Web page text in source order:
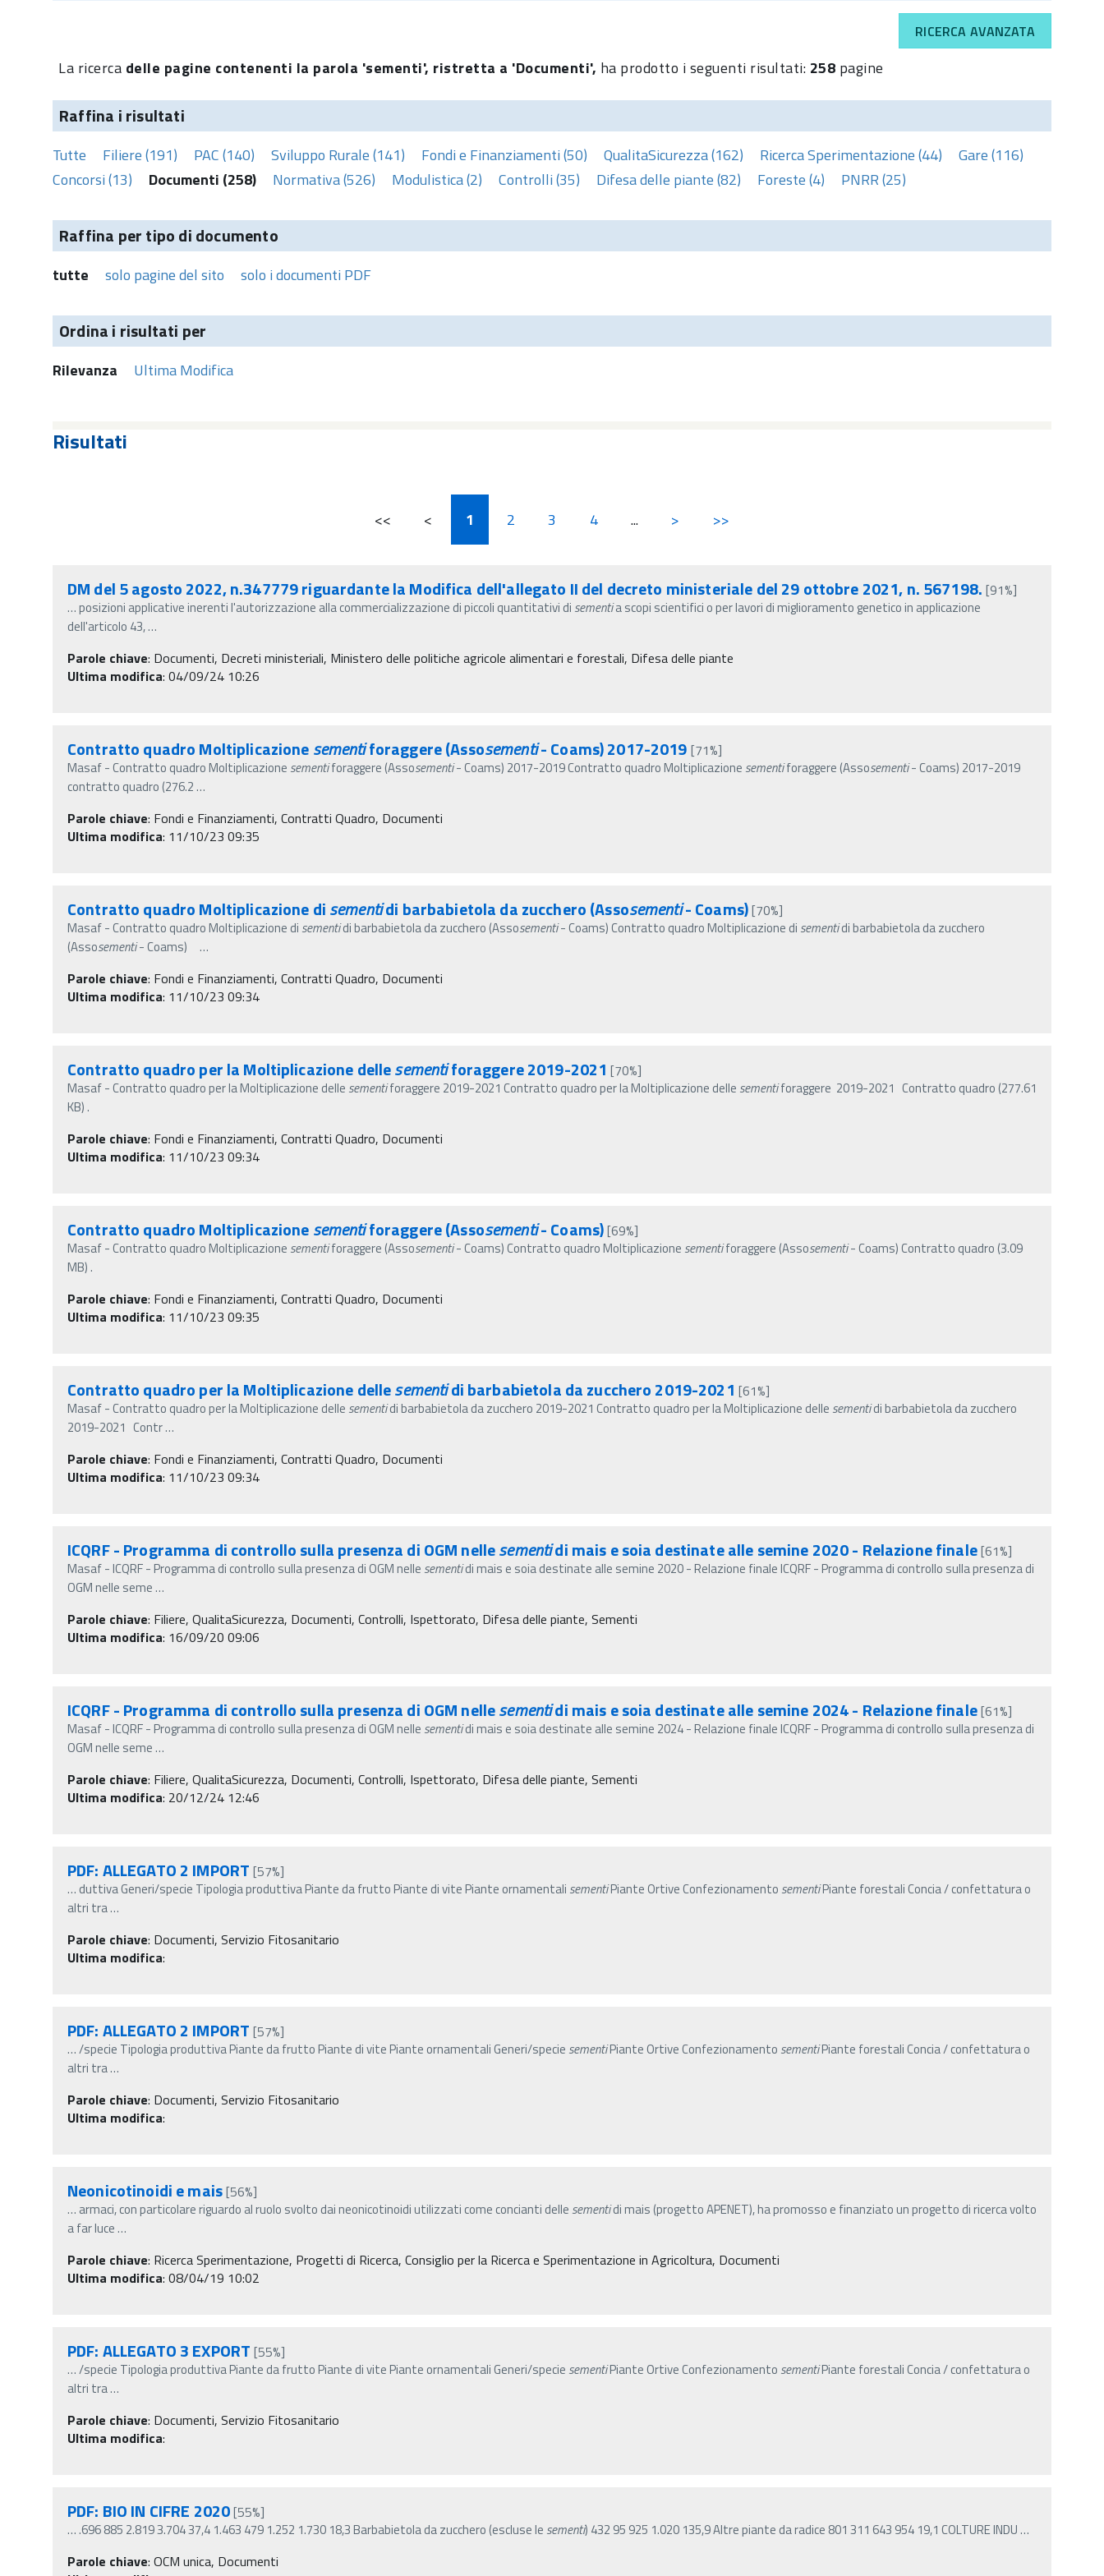
RICERCA AVANZATA
La ricerca delle pagine contenenti la parola 'sementi', ristretta a 'Documenti', ha prodotto i seguenti risultati: 258 pagine
Raffina i risultati
Tutte Filiere (191) PAC (140) Sviluppo Rurale (141) Fondi e Finanziamenti (50) QualitaSicurezza (162) Ricerca Sperimentazione (44)
Gare (116)
Concorsi (13)
Documenti (258) Normativa (526) Modulistica (2) Controlli (35) Difesa delle piante (82) Foreste (4) PNRR (25)
Raffina per tipo di documento
tutte solo pagine del sito solo i documenti PDF
Ordina i risultati per
Rilevanza Ultima Modifica
Risultati
<< < 1 2 3 4 ... > >>
DM del 5 agosto 2022, n.347779 riguardante la Modifica dell'allegato II del decreto ministeriale del 29 ottobre 2021, n. 567198. [91%]
…posizioni applicative inerenti l'autorizzazione alla commercializzazione di piccoli quantitativi di sementia scopi scientifici o per lavori di miglioramento genetico in applicazione
dell'articolo 43,…
Parole chiave: Documenti, Decreti ministeriali, Ministero delle politiche agricole alimentari e forestali, Difesa delle piante
Ultima modifica: 04/09/24 10:26
Contratto quadro Moltiplicazionesementiforaggere (Assosementi- Coams) 2017-2019 [71%]
Masaf - Contratto quadro Moltiplicazione sementiforaggere (Assosementi- Coams) 2017-2019 Contratto quadro Moltiplicazione sementiforaggere (Assosementi- Coams) 2017-2019
contratto quadro (276.2…
Parole chiave: Fondi e Finanziamenti, Contratti Quadro, Documenti
Ultima modifica: 11/10/23 09:35
Contratto quadro Moltiplicazione disementidi barbabietola da zucchero (Assosementi- Coams)[70%]
Masaf - Contratto quadro Moltiplicazione di sementidi barbabietola da zucchero (Assosementi- Coams) Contratto quadro Moltiplicazione di sementidi barbabietola da zucchero
(Assosementi- Coams) …
Parole chiave: Fondi e Finanziamenti, Contratti Quadro, Documenti
Ultima modifica: 11/10/23 09:34
Contratto quadro per la Moltiplicazione dellesementiforaggere 2019-2021 [70%]
Masaf - Contratto quadro per la Moltiplicazione delle sementiforaggere 2019-2021 Contratto quadro per la Moltiplicazione delle sementiforaggere 2019-2021 Contratto quadro (277.61
KB) .
Parole chiave: Fondi e Finanziamenti, Contratti Quadro, Documenti
Ultima modifica: 11/10/23 09:34
Contratto quadro Moltiplicazionesementiforaggere (Assosementi- Coams)[69%]
Masaf - Contratto quadro Moltiplicazione sementiforaggere (Assosementi- Coams) Contratto quadro Moltiplicazione sementiforaggere (Assosementi- Coams) Contratto quadro (3.09
MB) .
Parole chiave: Fondi e Finanziamenti, Contratti Quadro, Documenti
Ultima modifica: 11/10/23 09:35
Contratto quadro per la Moltiplicazione dellesementidi barbabietola da zucchero 2019-2021 [61%]
Masaf - Contratto quadro per la Moltiplicazione delle sementidi barbabietola da zucchero 2019-2021 Contratto quadro per la Moltiplicazione delle sementidi barbabietola da zucchero
2019-2021 Contr…
Parole chiave: Fondi e Finanziamenti, Contratti Quadro, Documenti
Ultima modifica: 11/10/23 09:34
ICQRF - Programma di controllo sulla presenza di OGM nellesementidi mais e soia destinate alle semine 2020 - Relazione finale[61%]
Masaf - ICQRF - Programma di controllo sulla presenza di OGM nelle sementidi mais e soia destinate alle semine 2020 - Relazione finale ICQRF - Programma di controllo sulla presenza di
OGM nelle seme…
Parole chiave: Filiere, QualitaSicurezza, Documenti, Controlli, Ispettorato, Difesa delle piante, Sementi
Ultima modifica: 16/09/20 09:06
ICQRF - Programma di controllo sulla presenza di OGM nellesementidi mais e soia destinate alle semine 2024 - Relazione finale[61%]
Masaf - ICQRF - Programma di controllo sulla presenza di OGM nelle sementidi mais e soia destinate alle semine 2024 - Relazione finale ICQRF - Programma di controllo sulla presenza di
OGM nelle seme…
Parole chiave: Filiere, QualitaSicurezza, Documenti, Controlli, Ispettorato, Difesa delle piante, Sementi
Ultima modifica: 20/12/24 12:46
PDF: ALLEGATO 2 IMPORT [57%]
…duttiva Generi/specie Tipologia produttiva Piante da frutto Piante di vite Piante ornamentali sementiPiante Ortive Confezionamento sementiPiante forestali Concia / confettatura o
altri tra…
Parole chiave: Documenti, Servizio Fitosanitario
Ultima modifica:
PDF: ALLEGATO 2 IMPORT [57%]
…/specie Tipologia produttiva Piante da frutto Piante di vite Piante ornamentali Generi/specie sementiPiante Ortive Confezionamento sementiPiante forestali Concia / confettatura o
altri tra…
Parole chiave: Documenti, Servizio Fitosanitario
Ultima modifica:
Neonicotinoidi e mais[56%]
… armaci, con particolare riguardo al ruolo svolto dai neonicotinoidi utilizzati come concianti delle sementidi mais (progetto APENET), ha promosso e finanziato un progetto di ricerca volto
a far luce…
Parole chiave: Ricerca Sperimentazione, Progetti di Ricerca, Consiglio per la Ricerca e Sperimentazione in Agricoltura, Documenti
Ultima modifica: 08/04/19 10:02
PDF: ALLEGATO 3 EXPORT [55%]
…/specie Tipologia produttiva Piante da frutto Piante di vite Piante ornamentali Generi/specie sementiPiante Ortive Confezionamento sementiPiante forestali Concia / confettatura o
altri tra…
Parole chiave: Documenti, Servizio Fitosanitario
Ultima modifica:
PDF: BIO IN CIFRE 2020[55%]
….696 885 2.819 3.704 37,4 1.463 479 1.252 1.730 18,3 Barbabietola da zucchero (escluse le sementi) 432 95 925 1.020 135,9 Altre piante da radice 801 311 643 954 19,1 COLTURE INDU…
Parole chiave: OCM unica, Documenti